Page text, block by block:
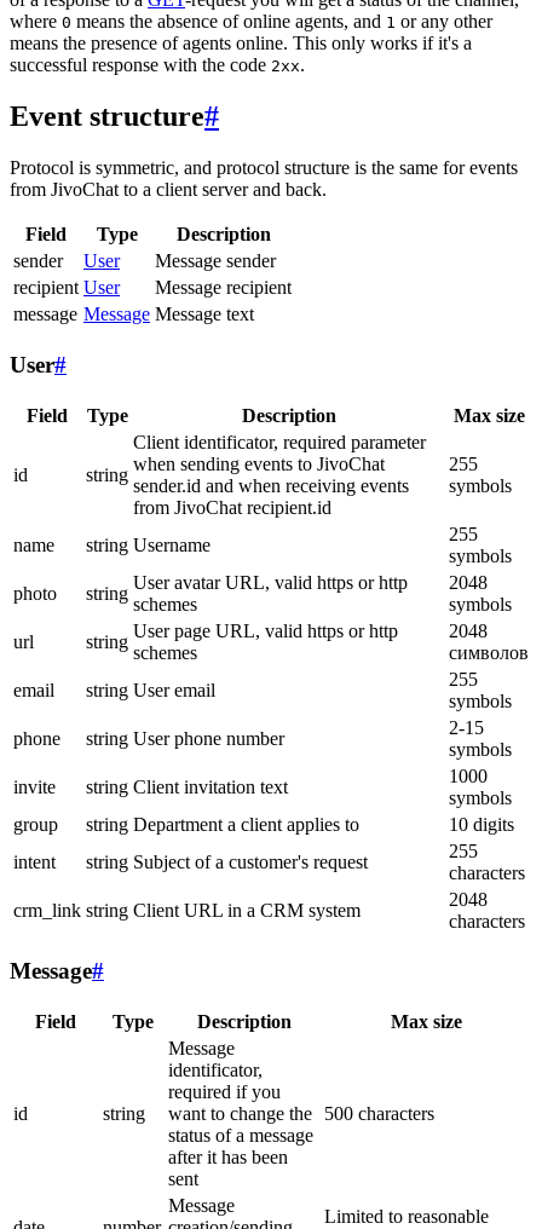
where 0 means the absence of online agents, and 1 or any other
means the presence of agents online. This only works if it's a
successful response with the code 2xx.
Event structure#
Protocol is symmetric, and protocol structure is the same for events
from JivoChat to a client server and back.
Field Type
Description
sender
User
Message sender
recipient User
Message recipient
message Message Message text
User#
Field Type Description Max size
id string
Client identificator, required parameter
when sending events to JivoChat
sender.id and when receiving events
from JivoChat recipient.id
255
symbols
name string Username
255
symbols
photo
string
User avatar URL, valid https or http
schemes
2048
symbols
url
string
User page URL, valid https or http
schemes
2048
символов
email
string User email
255
symbols
phone
string User phone number
2-15
symbols
invite
string Client invitation text
1000
symbols
group
string Department a client applies to
10 digits
intent
string Subject of a customer's request
255
characters
crm_link string Client URL in a CRM system
2048
characters
Message#
Field Type Description Max size
id string
Message
identificator,
required if you
want to change the
status of a message
after it has been
sent
500 characters
Message
Limited to reasonable